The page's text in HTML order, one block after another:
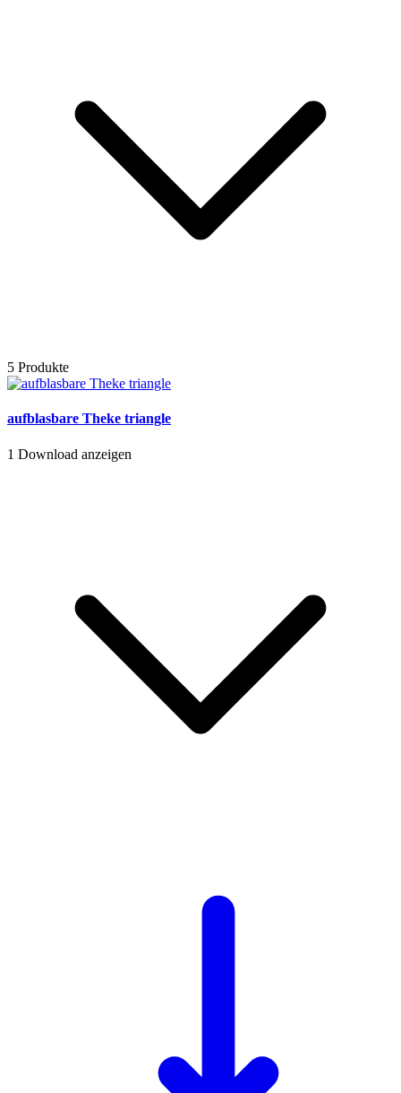
5 Produkte
aufblasbare Theke triangle
1 Download anzeigen